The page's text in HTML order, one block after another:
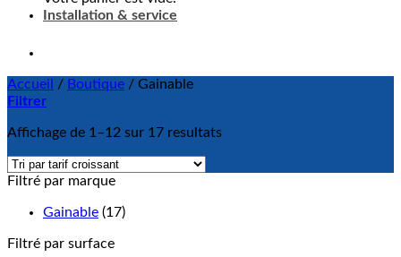
Installation & service
Accueil / Boutique / Gainable
Filtrer
Affichage de 1–12 sur 17 resultats
Filtré par marque
Gainable (17)
Filtré par surface